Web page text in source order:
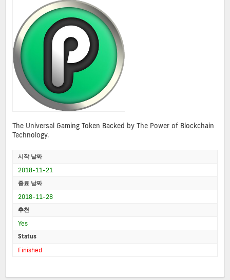
The Universal Gaming Token Backed by The Power of Blockchain
Technology.
시작 날짜
2018-11-21
종료 날짜
2018-11-28
추천
Yes
Status
Finished